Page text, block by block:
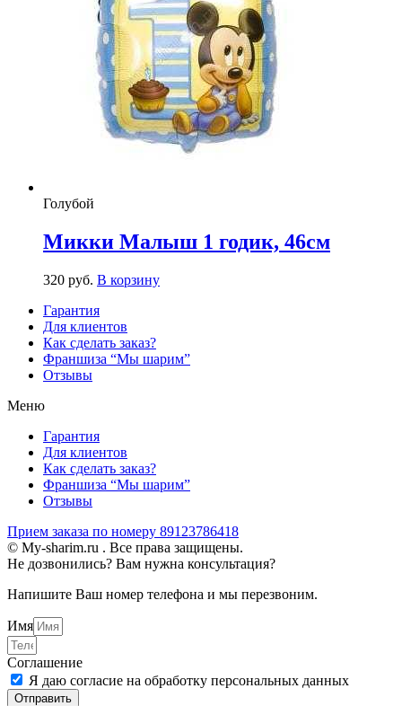
Голубой
Микки Малыш 1 годик, 46см
320 руб. В корзину
Гарантия
Для клиентов
Как сделать заказ?
Франшиза “Мы шарим”
Отзывы
Меню
Гарантия
Для клиентов
Как сделать заказ?
Франшиза “Мы шарим”
Отзывы
Прием заказа по номеру 89123786418
© My-sharim.ru . Все права защищены.
Не дозвонились? Вам нужна консультация?
Напишите Ваш номер телефона и мы перезвоним.
Имя
Соглашение
Я даю согласие на обработку персональных данных
Отправить